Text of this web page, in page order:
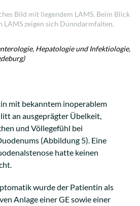
Bild mit liegendem LAMS. Beim Blick
LAMS zeigen sich Dünndarmfalten.
Hepatologie und Infektiologie,
mit bekanntem inoperablem
an ausgeprägter Übelkeit,
und Völlegefühl bei
(Abbildung 5). Eine
hatte keinen
wurde der Patientin als
Anlage einer GE sowie einer